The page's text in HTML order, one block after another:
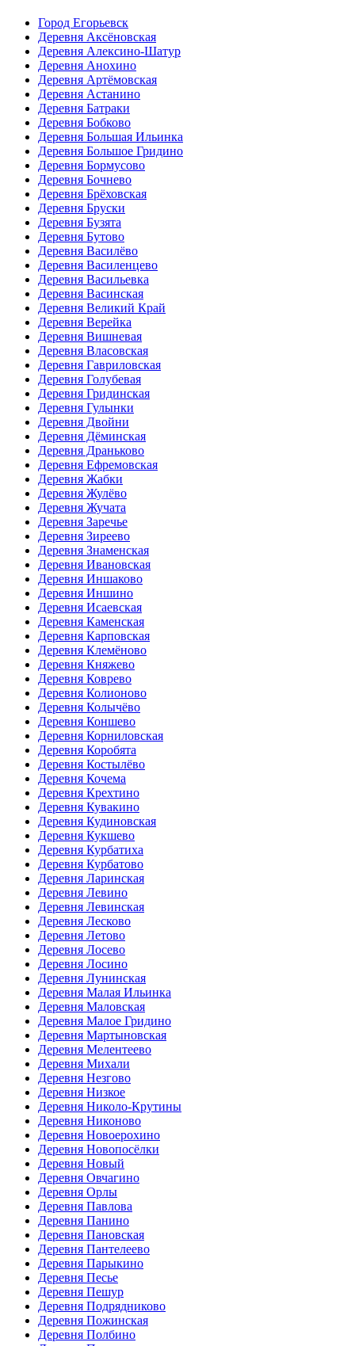
Город Егорьевск
Деревня Аксёновская
Деревня Алексино-Шатур
Деревня Анохино
Деревня Артёмовская
Деревня Астанино
Деревня Батраки
Деревня Бобково
Деревня Большая Ильинка
Деревня Большое Гридино
Деревня Бормусово
Деревня Бочнево
Деревня Брёховская
Деревня Бруски
Деревня Бузята
Деревня Бутово
Деревня Василёво
Деревня Василенцево
Деревня Васильевка
Деревня Васинская
Деревня Великий Край
Деревня Верейка
Деревня Вишневая
Деревня Власовская
Деревня Гавриловская
Деревня Голубевая
Деревня Гридинская
Деревня Гулынки
Деревня Двойни
Деревня Дёминская
Деревня Драньково
Деревня Ефремовская
Деревня Жабки
Деревня Жулёво
Деревня Жучата
Деревня Заречье
Деревня Зиреево
Деревня Знаменская
Деревня Ивановская
Деревня Иншаково
Деревня Иншино
Деревня Исаевская
Деревня Каменская
Деревня Карповская
Деревня Клемёново
Деревня Княжево
Деревня Коврево
Деревня Колионово
Деревня Колычёво
Деревня Коншево
Деревня Корниловская
Деревня Коробята
Деревня Костылёво
Деревня Кочема
Деревня Крехтино
Деревня Кувакино
Деревня Кудиновская
Деревня Кукшево
Деревня Курбатиха
Деревня Курбатово
Деревня Ларинская
Деревня Левино
Деревня Левинская
Деревня Лесково
Деревня Летово
Деревня Лосево
Деревня Лосино
Деревня Лунинская
Деревня Малая Ильинка
Деревня Маловская
Деревня Малое Гридино
Деревня Мартыновская
Деревня Мелентеево
Деревня Михали
Деревня Незгово
Деревня Низкое
Деревня Николо-Крутины
Деревня Никоново
Деревня Новоерохино
Деревня Новопосёлки
Деревня Новый
Деревня Овчагино
Деревня Орлы
Деревня Павлова
Деревня Панино
Деревня Пановская
Деревня Пантелеево
Деревня Парыкино
Деревня Песье
Деревня Пешур
Деревня Подрядниково
Деревня Пожинская
Деревня Полбино